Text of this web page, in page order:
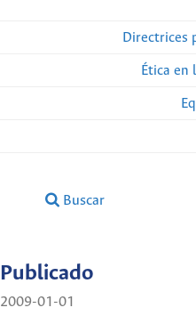
Directrices
Ética en
Buscar
Publicado
2009-01-01